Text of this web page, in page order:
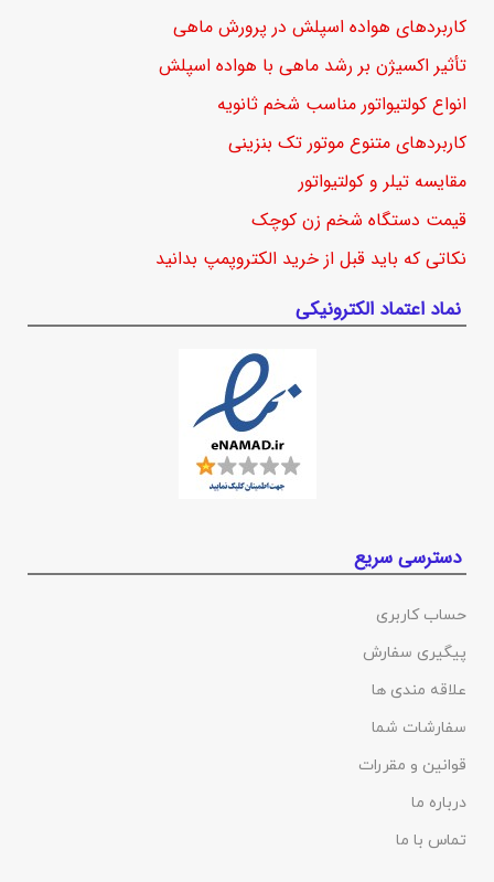
کاربردهای هواده اسپلش در پرورش ماهی
تأثیر اکسیژن بر رشد ماهی با هواده اسپلش
انواع کولتیواتور مناسب شخم ثانویه
کاربردهای متنوع موتور تک بنزینی
مقایسه تیلر و کولتیواتور
قیمت دستگاه شخم زن کوچک
نکاتی که باید قبل از خرید الکتروپمپ بدانید
نماد اعتماد الکترونیکی
دسترسی سریع
حساب کاربری
پیگیری سفارش
علاقه مندی ها
سفارشات شما
قوانین و مقررات
درباره ما
تماس با ما